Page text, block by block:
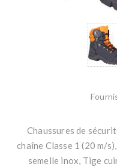
Chaussures de
chaîne Classe 1 (20 m/
semelle inox, Tige